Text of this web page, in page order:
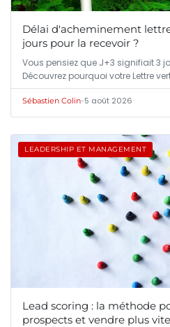
Délai d'acheminement
jours pour la recevoir ?
Vous pensiez que J+3 signifiait 3
Découvrez pourquoi votre Lettre
Sébastien Colin•5 août 2026
LEADERSHIP ET MANAGEMENT
Lead scoring : la méthode
prospects et vendre plus vite